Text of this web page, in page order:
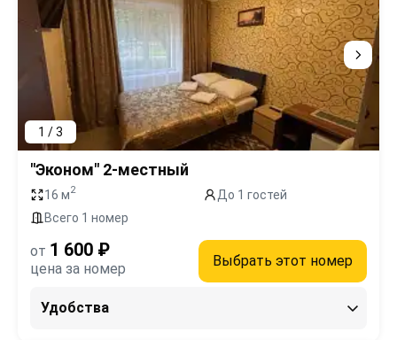
1 / 3
"Эконом" 2-местный
16 м2
До 1 гостей
Всего 1 номер
от 1 600 ₽
цена за номер Выбрать этот номер
Удобства